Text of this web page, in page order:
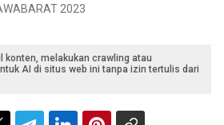
2023
konten, melakukan crawling atau
AI di situs web ini tanpa izin tertulis dari